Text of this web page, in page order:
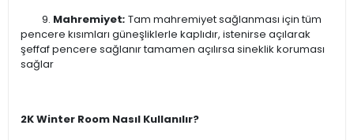
9. Mahremiyet: Tam mahremiyet sağlanması için tüm
pencere kısımları güneşliklerle kaplıdır, istenirse açılarak
şeffaf pencere sağlanır tamamen açılırsa sineklik koruması
sağlar
2K Winter Room Nasıl Kullanılır?